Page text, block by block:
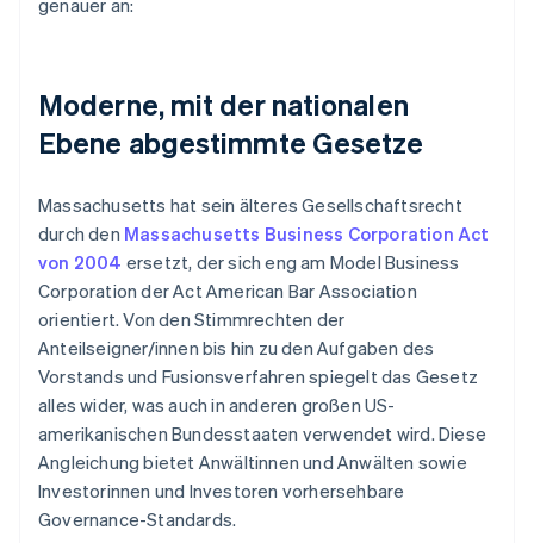
genauer an:
Moderne, mit der nationalen
Ebene abgestimmte Gesetze
Massachusetts hat sein älteres Gesellschaftsrecht
durch den Massachusetts Business Corporation Act
von 2004 ersetzt, der sich eng am Model Business
Corporation der Act American Bar Association
orientiert. Von den Stimmrechten der
Anteilseigner/innen bis hin zu den Aufgaben des
Vorstands und Fusionsverfahren spiegelt das Gesetz
alles wider, was auch in anderen großen US-
amerikanischen Bundesstaaten verwendet wird. Diese
Angleichung bietet Anwältinnen und Anwälten sowie
Investorinnen und Investoren vorhersehbare
Governance-Standards.